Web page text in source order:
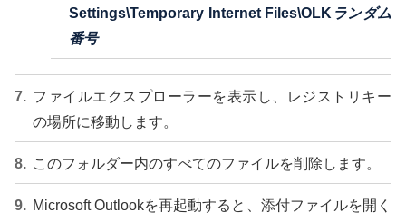
Settings\Temporary Internet Files\OLK ランダム
番号
ファイルエクスプローラーを表示し、レジストリキー
の場所に移動します。
このフォルダー内のすべてのファイルを削除します。
Microsoft Outlookを再起動すると、添付ファイルを開く